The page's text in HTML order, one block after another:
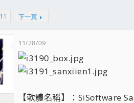
11 下一頁
11/28/09
【軟體名稱】：SiSoftware